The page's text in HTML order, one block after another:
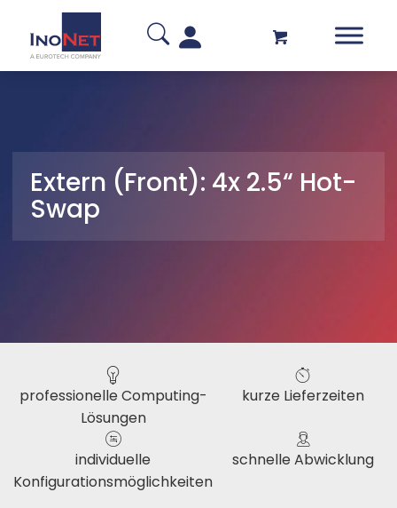
Extern (Front): 4x 2.5“ Hot-
Swap
professionelle Computing-
Lösungen
kurze Lieferzeiten
individuelle
Konfigurationsmöglichkeiten
schnelle Abwicklung